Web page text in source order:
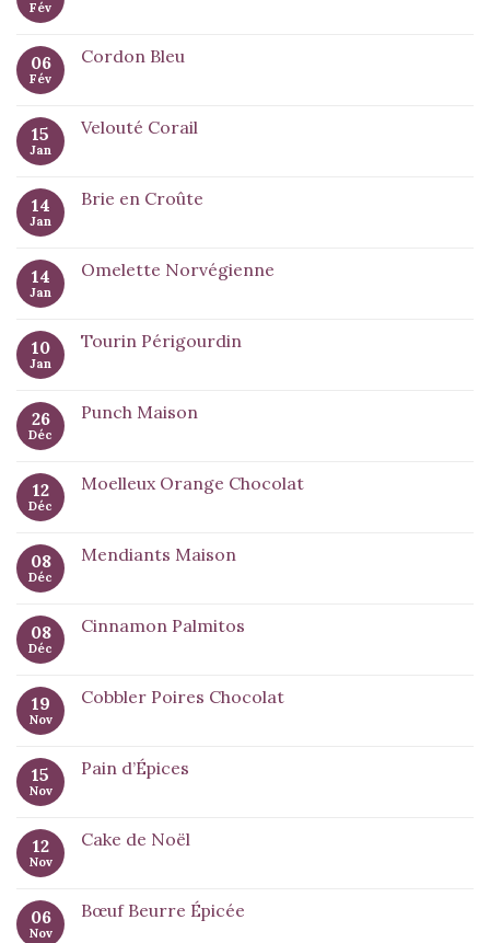
Fév
06
Fév
Cordon Bleu
15
Jan
Velouté Corail
14
Jan
Brie en Croûte
14
Jan
Omelette Norvégienne
10
Jan
Tourin Périgourdin
26
Déc
Punch Maison
12
Déc
Moelleux Orange Chocolat
08
Déc
Mendiants Maison
08
Déc
Cinnamon Palmitos
19
Nov
Cobbler Poires Chocolat
15
Nov
Pain d’Épices
12
Nov
Cake de Noël
06
Nov
Bœuf Beurre Épicée